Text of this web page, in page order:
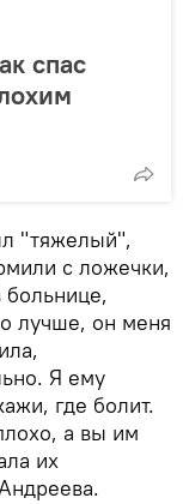
спас
"тяжелый",
с ложечки,
лучше, он меня
Я ему
где болит.
а вы им
их